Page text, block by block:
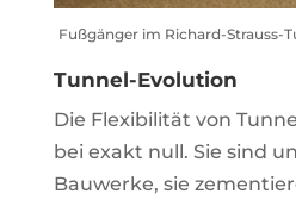
Fußgänger im Richard-Strauss-
Tunnel-Evolution
Die Flexibilität von
bei exakt null. Sie sind
Bauwerke, sie